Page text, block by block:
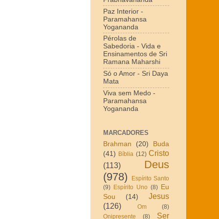
Paz Interior -
Paramahansa
Yogananda
Pérolas de
Sabedoria - Vida e
Ensinamentos de Sri
Ramana Maharshi
Só o Amor - Sri Daya
Mata
Viva sem Medo -
Paramahansa
Yogananda
MARCADORES
Brahman
(20)
Buda
(41) Bíblia (12) Cristo
(113)
Deus
(978)
Espírito Santo
(9) Espírito Uno (8) Eu
Sou
(14)
Jesus
(126)
Om
(8)
Onipresente
(8)
Ser